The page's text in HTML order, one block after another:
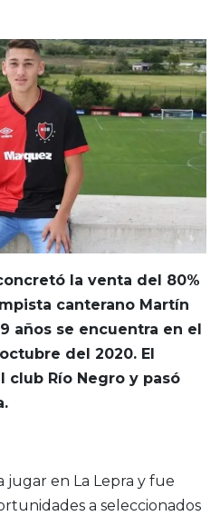
la venta del 80%
canterano Martín
años se encuentra en el
del 2020. El
Río Negro y pasó
jugar en La Lepra y fue
a seleccionados